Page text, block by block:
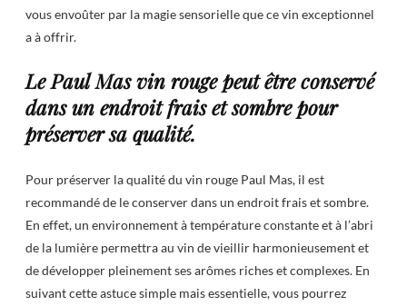
vous envoûter par la magie sensorielle que ce vin exceptionnel
a à offrir.
Le Paul Mas vin rouge peut être conservé
dans un endroit frais et sombre pour
préserver sa qualité.
Pour préserver la qualité du vin rouge Paul Mas, il est
recommandé de le conserver dans un endroit frais et sombre.
En effet, un environnement à température constante et à l’abri
de la lumière permettra au vin de vieillir harmonieusement et
de développer pleinement ses arômes riches et complexes. En
suivant cette astuce simple mais essentielle, vous pourrez